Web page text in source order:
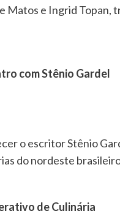
e Ingrid Topan,
com Stênio Gardel
o escritor Stênio
do nordeste
de Culinária